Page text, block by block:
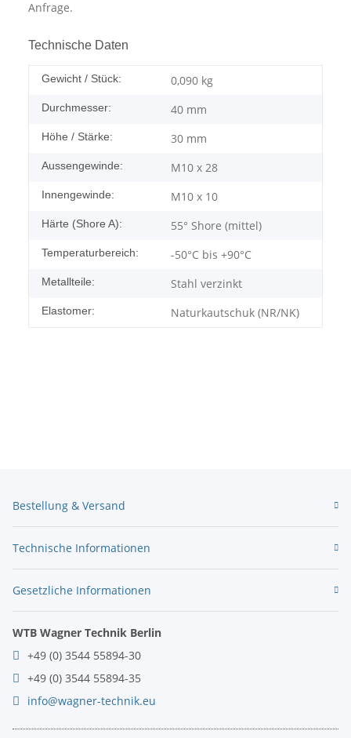
Anfrage.
Technische Daten
Gewicht / Stück: 0,090 kg
Durchmesser: 40 mm
Höhe / Stärke: 30 mm
Aussengewinde: M10 x 28
Innengewinde: M10 x 10
Härte (Shore A): 55° Shore (mittel)
Temperaturbereich: -50°C bis +90°C
Metallteile: Stahl verzinkt
Elastomer: Naturkautschuk (NR/NK)
Bestellung & Versand
Technische Informationen
Gesetzliche Informationen
WTB Wagner Technik Berlin
+49 (0) 3544 55894-30
+49 (0) 3544 55894-35
info@wagner-technik.eu